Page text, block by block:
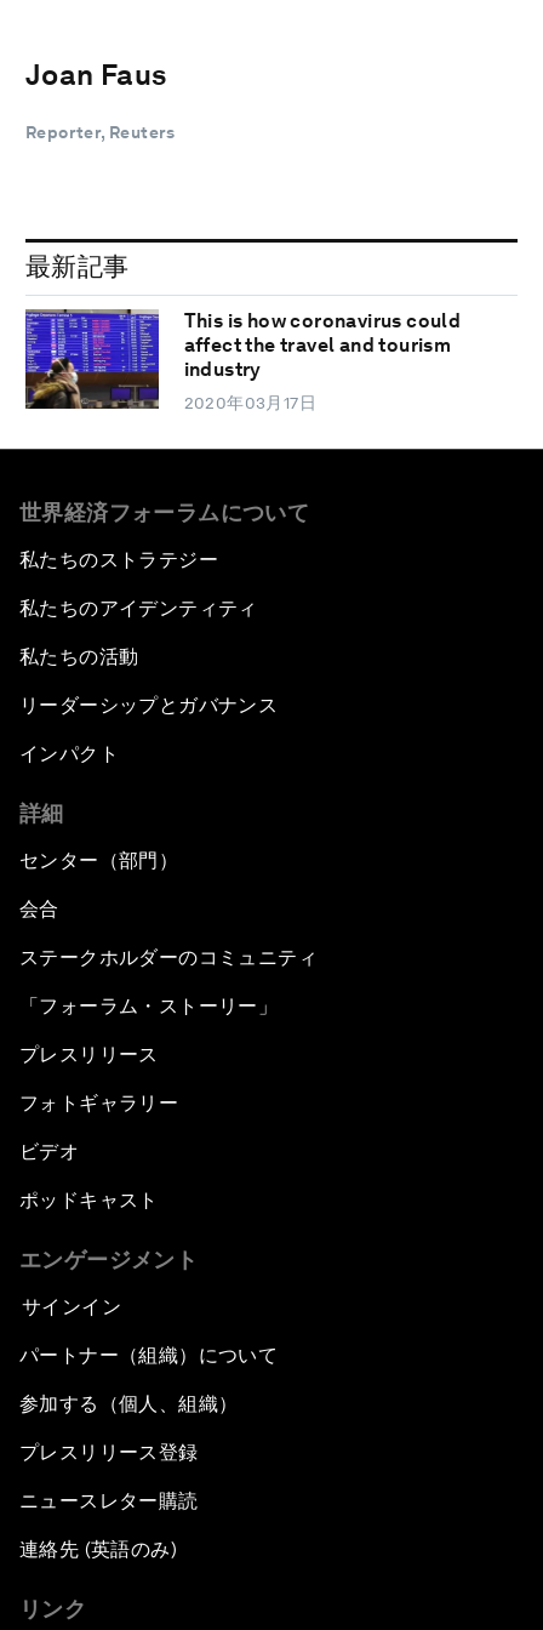
Joan Faus
Reporter, Reuters
最新記事
This is how coronavirus could
affect the travel and tourism
industry
2020年03月17日
世界経済フォーラムについて
私たちのストラテジー
私たちのアイデンティティ
私たちの活動
リーダーシップとガバナンス
インパクト
詳細
センター（部門）
会合
ステークホルダーのコミュニティ
「フォーラム・ストーリー」
プレスリリース
フォトギャラリー
ビデオ
ポッドキャスト
エンゲージメント
サインイン
パートナー（組織）について
参加する（個人、組織）
プレスリリース登録
ニュースレター購読
連絡先 (英語のみ)
リンク